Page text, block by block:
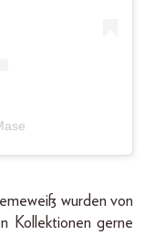
wurden von
Kollektionen gerne